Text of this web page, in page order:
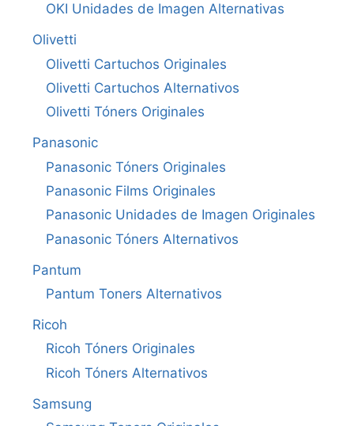
OKI Unidades de Imagen Alternativas
Olivetti
Olivetti Cartuchos Originales
Olivetti Cartuchos Alternativos
Olivetti Tóners Originales
Panasonic
Panasonic Tóners Originales
Panasonic Films Originales
Panasonic Unidades de Imagen Originales
Panasonic Tóners Alternativos
Pantum
Pantum Toners Alternativos
Ricoh
Ricoh Tóners Originales
Ricoh Tóners Alternativos
Samsung